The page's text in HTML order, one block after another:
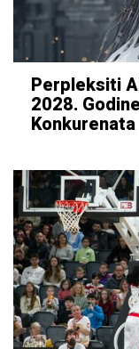
Perpleksiti
2028.
Konkurenata